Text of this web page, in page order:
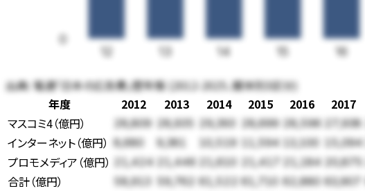
0
12 13 14 15 16
出典:電通「日本の広告費」歴年版 (2012-2025、媒体別3区分)
年度
2012 2013 2014 2015 2016 2017
マスコミ4（億円） 28,809 28,935 29,393 28,699 28,596 27,938
インターネット（億円） 8,680 9,381 10,519 11,594 13,100 15,094
プロモメディア （億円） 21,424 21,446 21,610 21,417 21,184 20,875
合計（億円） 58,913 59,762 61,522 61,710 62,880 63,907